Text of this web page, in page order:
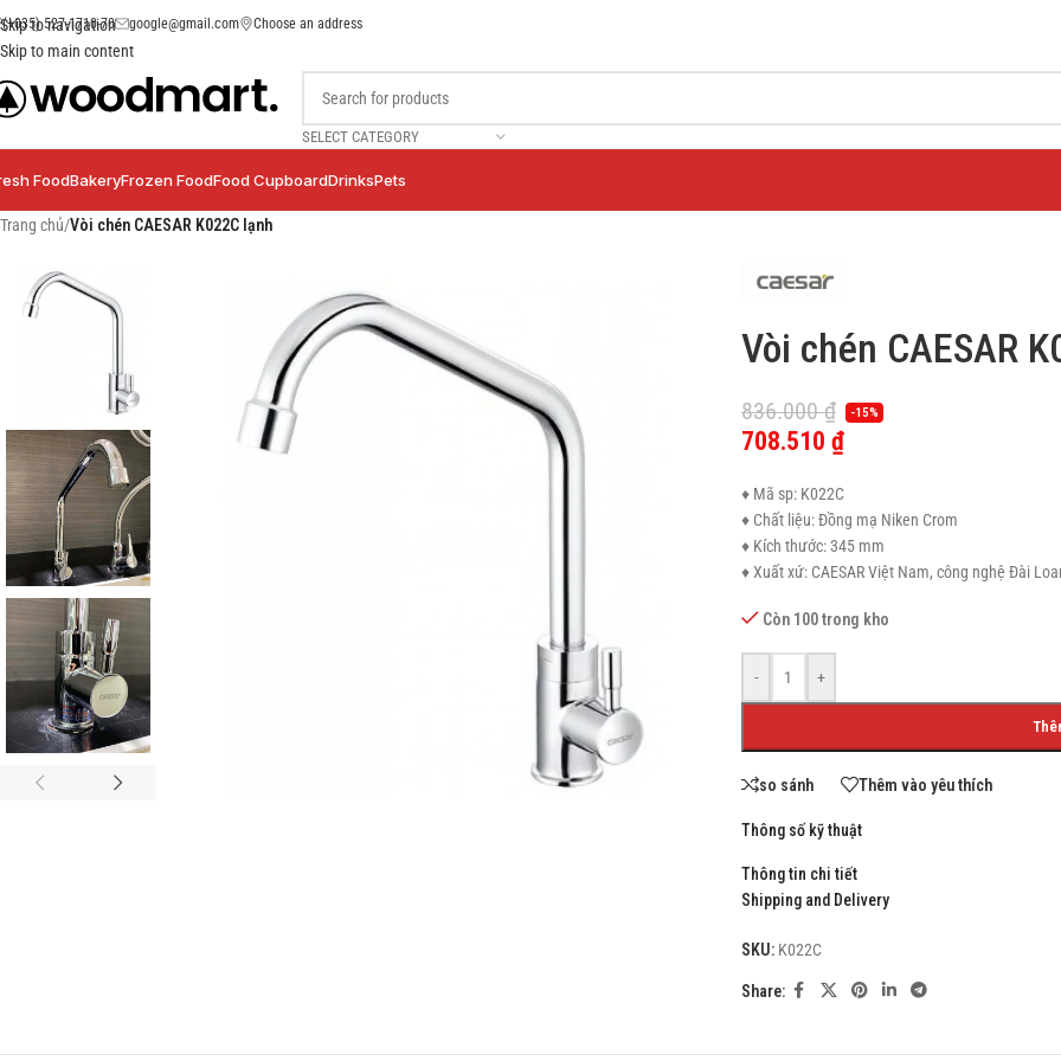
Skip to navigation
Skip to main content
(+035) 527-1710-70 google@gmail.com Choose an address
SELECT CATEGORY
FoodBakeryFrozen FoodFood CupboardDrinksPets
SHOP LAYOUTS
Hidden sidebar
HOT
Products list view
Trang chủ/Vòi chén CAESAR K022C lạnh
Vòi chén CAESAR
836.000₫ -15%
708.510 ₫
♦ Mã sp: K022C
♦ Chất liệu: Đồng mạ Niken Crom
♦ Kích thước: 345 mm
♦ Xuất xứ: CAESAR Việt Nam, công nghệ Đài
Còn 100 trong kho
- +
so sánh Thêm vào yêu thích
Thông số kỹ thuật
Thông tin chi tiết
Shipping and Delivery
SKU: K022C
Share: